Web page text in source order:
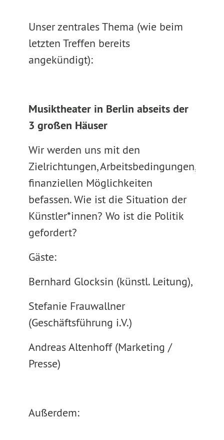
Unser zentrales Thema (wie beim
letzten Treffen bereits
angekündigt):
Musiktheater in Berlin abseits der
3 großen Häuser
Wir werden uns mit den
Zielrichtungen, Arbeitsbedingungen,
finanziellen Möglichkeiten
befassen. Wie ist die Situation der
Künstler*innen? Wo ist die Politik
gefordert?
Gäste:
Bernhard Glocksin (künstl. Leitung),
Stefanie Frauwallner
(Geschäftsführung i.V.)
Andreas Altenhoff (Marketing /
Presse)
Außerdem: